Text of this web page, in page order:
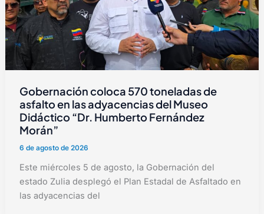
Gobernación coloca 570 toneladas de
asfalto en las adyacencias del Museo
Didáctico “Dr. Humberto Fernández
Morán”
6 de agosto de 2026
Este miércoles 5 de agosto, la Gobernación del
estado Zulia desplegó el Plan Estadal de Asfaltado en
las adyacencias del